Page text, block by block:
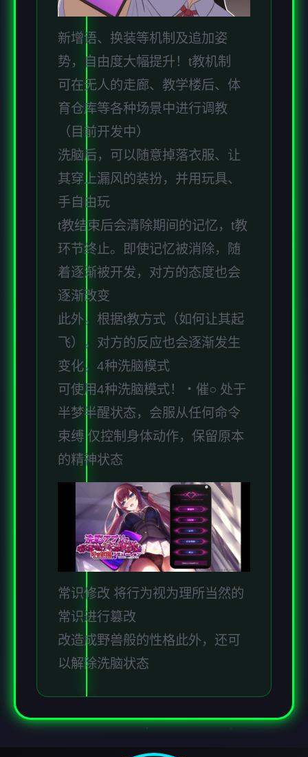
新增语、换装等机制及追加姿
势，自由度大幅提升！t教机制
可在无人的走廊、教学楼后、体
育仓库等各种场景中进行调教
（目前开发中）
洗脑后，可以随意掉落衣服、让
其穿上漏风的装扮，并用玩具、
手自由玩
t教结束后会清除期间的记忆，t教
环节终止。即使记忆被消除，随
着逐渐被开发，对方的态度也会
逐渐改变
此外，根据t教方式（如何让其起
飞），对方的反应也会逐渐发生
变化，4种洗脑模式
可使用4种洗脑模式！・催○ 处于
半梦半醒状态，会服从任何命令
束缚 仅控制身体动作，保留原本
的精神状态
常识修改 将行为视为理所当然的
常识进行篡改
改造成野兽般的性格此外，还可
以解除洗脑状态